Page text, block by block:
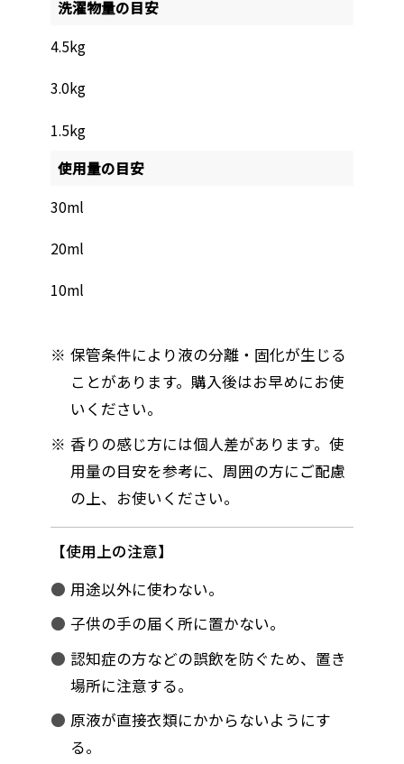
洗濯物量の目安
4.5kg
3.0kg
1.5kg
使用量の目安
30ml
20ml
10ml
保管条件により液の分離・固化が生じる
ことがあります。購入後はお早めにお使
いください。
香りの感じ方には個人差があります。使
用量の目安を参考に、周囲の方にご配慮
の上、お使いください。
使用上の注意
用途以外に使わない。
子供の手の届く所に置かない。
認知症の方などの誤飲を防ぐため、置き
場所に注意する。
原液が直接衣類にかからないようにす
る。